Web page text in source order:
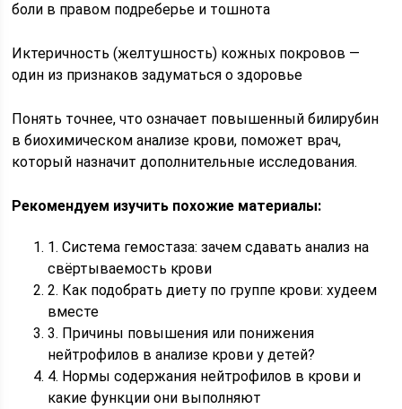
боли в правом подреберье и тошнота
Иктеричность (желтушность) кожных покровов —
один из признаков задуматься о здоровье
Понять точнее, что означает повышенный билирубин
в биохимическом анализе крови, поможет врач,
который назначит дополнительные исследования.
Рекомендуем изучить похожие материалы:
1. Система гемостаза: зачем сдавать анализ на
свёртываемость крови
2. Как подобрать диету по группе крови: худеем
вместе
3. Причины повышения или понижения
нейтрофилов в анализе крови у детей?
4. Нормы содержания нейтрофилов в крови и
какие функции они выполняют